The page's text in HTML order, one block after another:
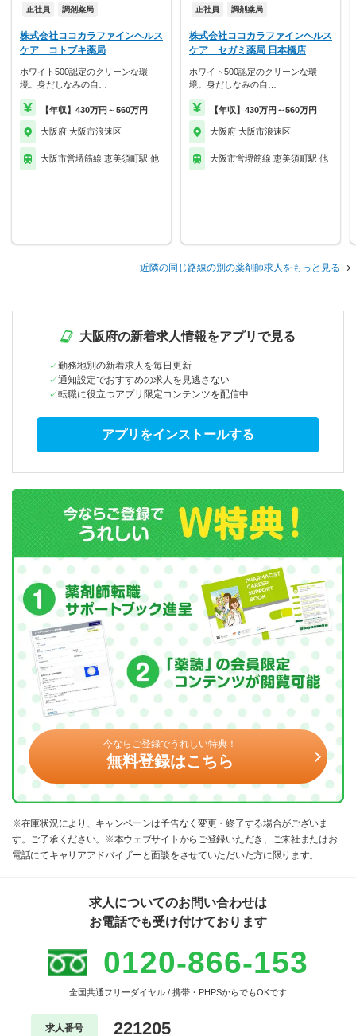
正社員 調剤薬局
株式会社ココカラファインヘルス
ケア コトブキ薬局
ホワイト500認定のクリーンな環
境。身だしなみの自…
【年収】430万円～560万円
大阪府 大阪市浪速区
大阪市営堺筋線 恵美須町駅 他
正社員 調剤薬局
株式会社ココカラファインヘルス
ケア セガミ薬局 日本橋店
ホワイト500認定のクリーンな環
境。身だしなみの自…
【年収】430万円～560万円
大阪府 大阪市浪速区
大阪市営堺筋線 恵美須町駅 他
近隣の同じ路線の別の薬剤師求人をもっと見る
大阪府の新着求人情報をアプリで見る
勤務地別の新着求人を毎日更新
通知設定でおすすめの求人を見逃さない
転職に役立つアプリ限定コンテンツを配信中
アプリをインストールする
今ならご登録でうれしい特典！
無料登録はこちら
※在庫状況により、キャンペーンは予告なく変更・終了する場合がございま
す。ご了承ください。※本ウェブサイトからご登録いただき、ご来社またはお
電話にてキャリアアドバイザーと面談をさせていただいた方に限ります。
求人についてのお問い合わせは
お電話でも受け付けております
0120-866-153
全国共通フリーダイヤル / 携帯・PHPSからでもOKです
求人番号 221205